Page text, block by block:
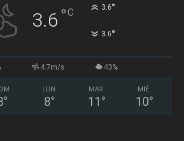
3.6 °C 3.6°
3.6°
4.7m/s 43%
°
LUN
8°
MAR
11 °
MIÉ
10°